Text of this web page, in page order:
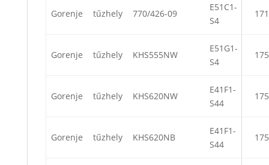
Gorenje tűzhely 770/426-09
E51C1-
S4
Gorenje tűzhely KHS555NW
E51G1-
S4
Gorenje tűzhely KHS620NW
E41F1-
S44
Gorenje tűzhely KHS620NB
E41F1-
S44